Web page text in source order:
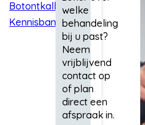
Botontkalking
Kennisbank
welke
behandeling
bij u past?
Neem
vrijblijvend
contact op
of plan
direct een
afspraak in.